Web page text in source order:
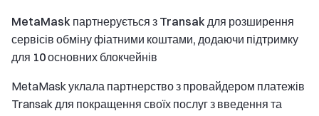
MetaMask партнерується з Transak для розширення
сервісів обміну фіатними коштами, додаючи підтримку
для 10 основних блокчейнів
MetaMask уклала партнерство з провайдером платежів
Transak для покращення своїх послуг з введення та